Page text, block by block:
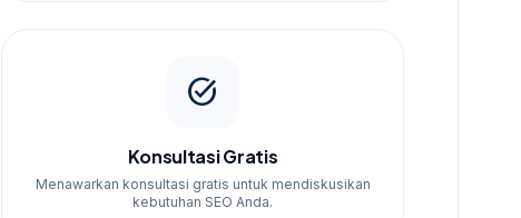
task_alt
Konsultasi Gratis
Menawarkan konsultasi gratis untuk mendiskusikan
kebutuhan SEO Anda.